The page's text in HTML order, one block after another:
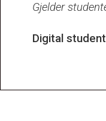
Gjelder
Digital